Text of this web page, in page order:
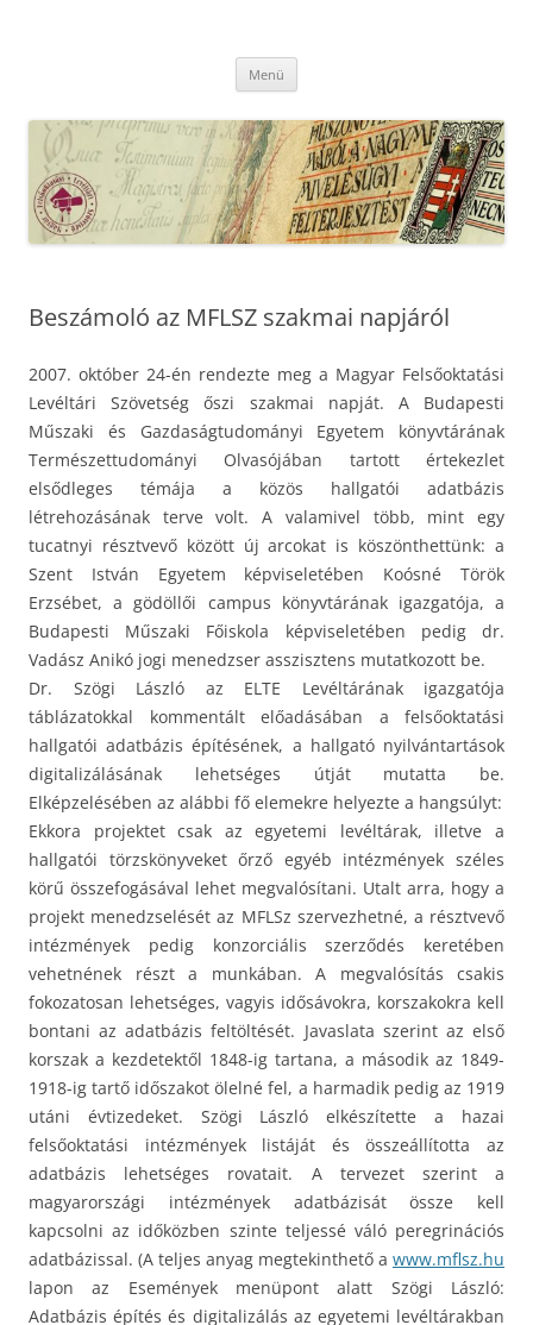
Menü
Beszámoló az MFLSZ szakmai napjáról
2007. október 24-én rendezte meg a Magyar Felsőoktatási
Levéltári Szövetség őszi szakmai napját. A Budapesti
Műszaki és Gazdaságtudományi Egyetem könyvtárának
Természettudományi Olvasójában tartott értekezlet
elsődleges témája a közös hallgatói adatbázis
létrehozásának terve volt. A valamivel több, mint egy
tucatnyi résztvevő között új arcokat is köszönthettünk: a
Szent István Egyetem képviseletében Koósné Török
Erzsébet, a gödöllői campus könyvtárának igazgatója, a
Budapesti Műszaki Főiskola képviseletében pedig dr.
Vadász Anikó jogi menedzser asszisztens mutatkozott be.
Dr. Szögi László az ELTE Levéltárának igazgatója
táblázatokkal kommentált előadásában a felsőoktatási
hallgatói adatbázis építésének, a hallgató nyilvántartások
digitalizálásának lehetséges útját mutatta be.
Elképzelésében az alábbi fő elemekre helyezte a hangsúlyt:
Ekkora projektet csak az egyetemi levéltárak, illetve a
hallgatói törzskönyveket őrző egyéb intézmények széles
körű összefogásával lehet megvalósítani. Utalt arra, hogy a
projekt menedzselését az MFLSz szervezhetné, a résztvevő
intézmények pedig konzorciális szerződés keretében
vehetnének részt a munkában. A megvalósítás csakis
fokozatosan lehetséges, vagyis idősávokra, korszakokra kell
bontani az adatbázis feltöltését. Javaslata szerint az első
korszak a kezdetektől 1848-ig tartana, a második az 1849-
1918-ig tartő időszakot ölelné fel, a harmadik pedig az 1919
utáni évtizedeket. Szögi László elkészítette a hazai
felsőoktatási intézmények listáját és összeállította az
adatbázis lehetséges rovatait. A tervezet szerint a
magyarországi intézmények adatbázisát össze kell
kapcsolni az időközben szinte teljessé váló peregrinációs
adatbázissal. (A teljes anyag megtekinthető a www.mflsz.hu
lapon az Események menüpont alatt Szögi László:
Adatbázis építés és digitalizálás az egyetemi levéltárakban